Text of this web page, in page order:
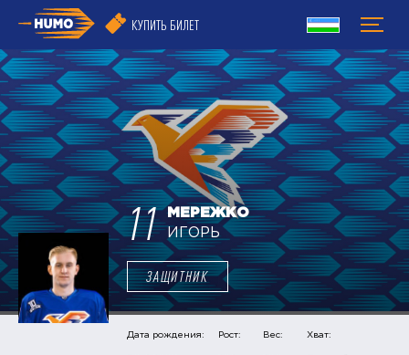
КУПИТЬ БИЛЕТ
11
МЕРЕЖКО
ИГОРЬ
ЗАЩИТНИК
Дата рождения: Рост: Вес: Хват: